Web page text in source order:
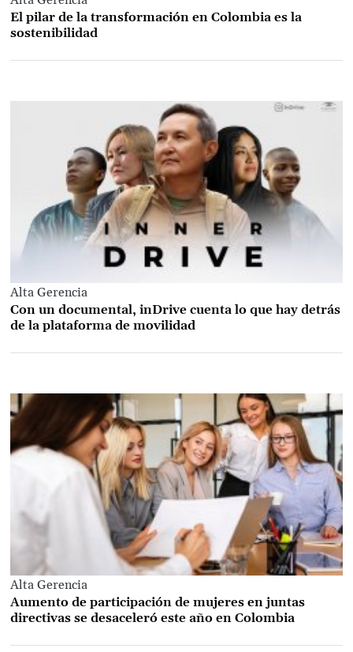
El pilar de la transformación en Colombia es la
sostenibilidad
Alta Gerencia
Con un documental, inDrive cuenta lo que hay detrás
de la plataforma de movilidad
Alta Gerencia
Aumento de participación de mujeres en juntas
directivas se desaceleró este año en Colombia